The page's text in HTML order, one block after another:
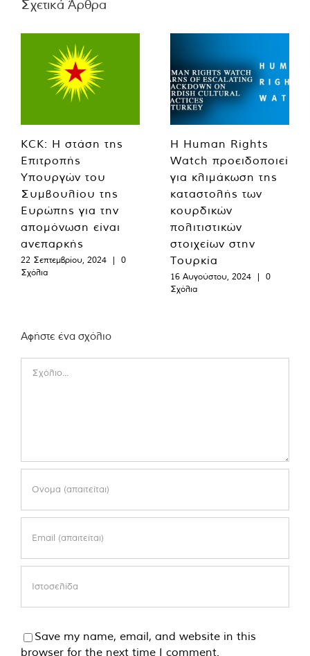
Σχετικά Άρθρα
KCK: Η στάση της
Επιτροπής
Υπουργών του
Συμβουλίου της
Ευρώπης για την
απομόνωση είναι
ανεπαρκής
22 Σεπτεμβρίου, 2024 |
0
Σχόλια
Η Human Rights
Watch προειδοποιεί
για κλιμάκωση της
καταστολής των
κουρδικών
πολιτιστικών
στοιχείων στην
Τουρκία
16 Αυγούστου, 2024 |
0
Σχόλια
Αφήστε ένα σχόλιο
Save my name, email, and website in this
browser for the next time I comment.